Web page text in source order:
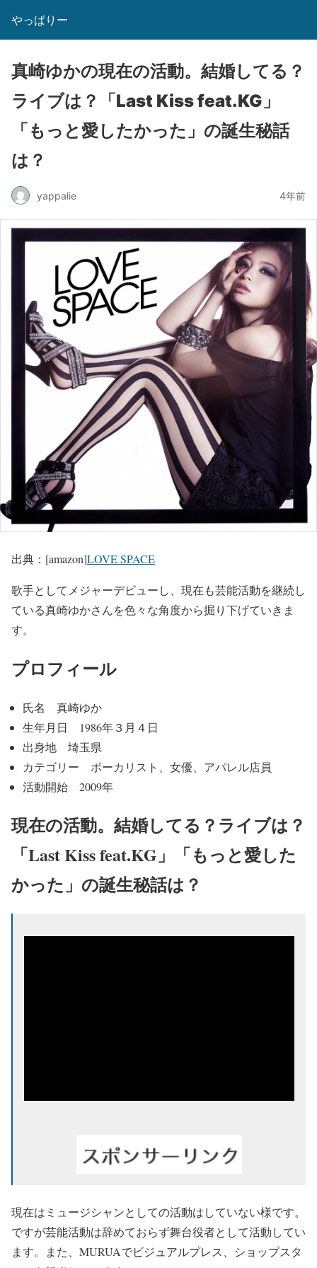
やっぱりー
真崎ゆかの現在の活動。結婚してる？
ライブは？「Last Kiss feat.KG」
「もっと愛したかった」の誕生秘話
は？
yappalie 4年前
出典：[amazon]LOVE SPACE
歌手としてメジャーデビューし、現在も芸能活動を継続し
ている真崎ゆかさんを色々な角度から掘り下げていきま
す。
プロフィール
氏名 真崎ゆか
生年月日 1986年３月４日
出身地 埼玉県
カテゴリー ボーカリスト、女優、アパレル店員
活動開始 2009年
現在の活動。結婚してる？ライブは？
「Last Kiss feat.KG」「もっと愛した
かった」の誕生秘話は？
現在はミュージシャンとしての活動はしていない様です。
ですが芸能活動は辞めておらず舞台役者として活動してい
ます。また、MURUAでビジュアルプレス、ショップスタ